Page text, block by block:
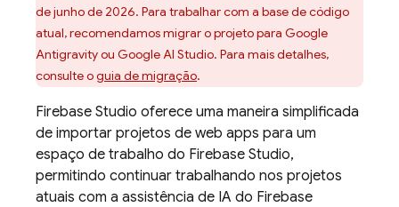
de junho de 2026. Para trabalhar com a base de código
atual, recomendamos migrar o projeto para Google
Antigravityou Google AI Studio. Para mais detalhes,
consulte oguia de migração.
Firebase Studio oferece uma maneira simplificada
de importar projetos de web apps para um
espaço de trabalho do Firebase Studio,
permitindo continuar trabalhando nos projetos
atuais com a assistência de IA do Firebase